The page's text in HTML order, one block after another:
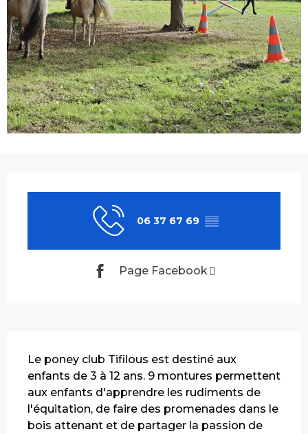
06 37 67 69 ▒▒
Page Facebook
Le poney club Tifilous est destiné aux
enfants de 3 à 12 ans. 9 montures permettent
aux enfants d'apprendre les rudiments de
l'équitation, de faire des promenades dans le
bois attenant et de partager la passion de